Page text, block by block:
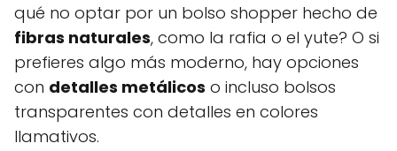
qué no optar por un bolso shopper hecho de
fibras naturales, como la rafia o el yute? O si
prefieres algo más moderno, hay opciones
con detalles metálicos o incluso bolsos
transparentes con detalles en colores
llamativos.